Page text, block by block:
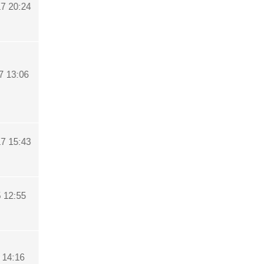
20:24
13:06
15:43
12:55
14:16